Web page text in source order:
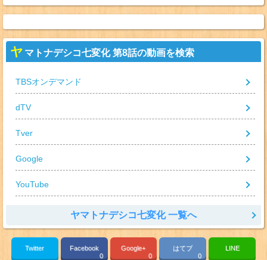
ヤ マトナデシコ七変化 第8話の動画を検索
TBSオンデマンド
dTV
Tver
Google
YouTube
ヤマトナデシコ七変化 一覧へ
Twitter
Facebook
0
Google+
0
はてブ
0
LINE